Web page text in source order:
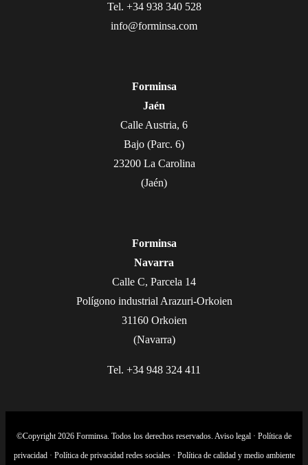
Tel. +34 938 340 528
info@forminsa.com
Forminsa
Jaén
Calle Austria, 6
Bajo (Parc. 6)
23200 La Carolina
(Jaén)
Forminsa
Navarra
Calle C, Parcela 14
Polígono industrial Arazuri-Orkoien
31160 Orkoien
(Navarra)
Tel. +34 948 324 411
©Copyright 2026 Forminsa. Todos los derechos reservados. Aviso legal · Política de
privacidad· Política de privacidad redes sociales· Política de calidad y medio ambiente